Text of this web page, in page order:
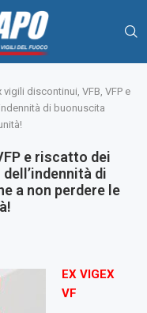
vigili discontinui, VFB, VFP e
di buonuscita
e riscatto dei
di
a non perdere le
EX VIGEX
VF